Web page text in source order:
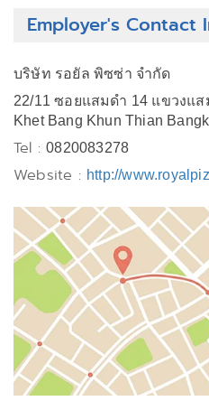
Employer's Contact
บริษัท รอยัล พิซซ่า จำกัด
22/11 ซอยแสมดำ 14 แขวงแส
Khet Bang Khun Thian
Tel :0820083278
Website : http://